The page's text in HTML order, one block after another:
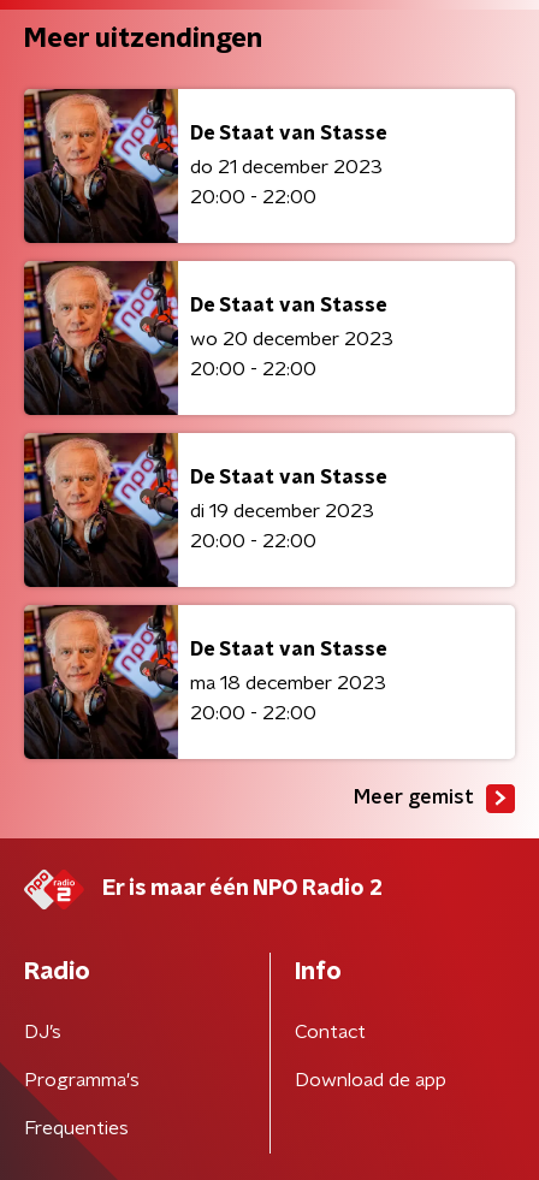
Meer uitzendingen
De Staat van Stasse
do 21 december 2023
20:00 - 22:00
De Staat van Stasse
wo 20 december 2023
20:00 - 22:00
De Staat van Stasse
di 19 december 2023
20:00 - 22:00
De Staat van Stasse
ma 18 december 2023
20:00 - 22:00
Meer gemist
Er is maar één NPO Radio 2
Radio
DJ’s
Programma's
Frequenties
Info
Contact
Download de app